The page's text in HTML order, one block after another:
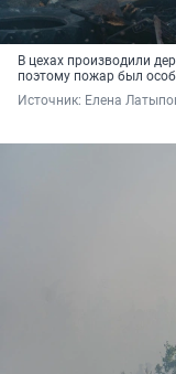
В цехах производили
поэтому пожар был
Источник: Елена